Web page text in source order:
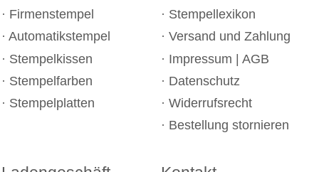
Firmenstempel
Automatikstempel
Stempelkissen
Stempelfarben
Stempelplatten
Stempellexikon
Versand und Zahlung
Impressum | AGB
Datenschutz
Widerrufsrecht
Bestellung stornieren